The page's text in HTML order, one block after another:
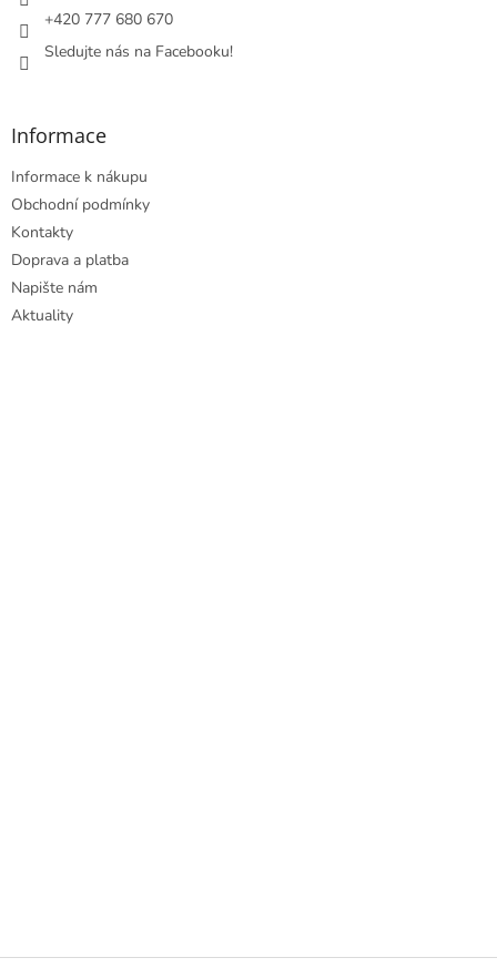
+420 777 680 670
Sledujte nás na Facebooku!
Informace
Informace k nákupu
Obchodní podmínky
Kontakty
Doprava a platba
Napište nám
Aktuality